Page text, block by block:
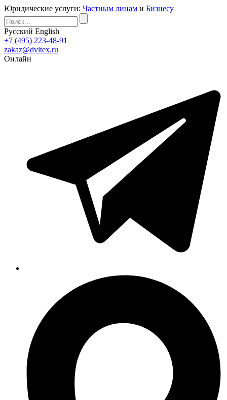
Юридические услуги: Частным лицам и Бизнесу
Русский English
+7 (495) 223-48-91
zakaz@dvitex.ru
Онлайн